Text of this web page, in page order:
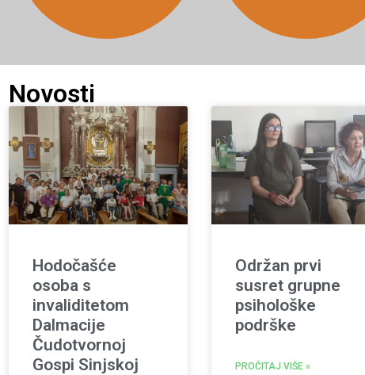
Novosti
Hodočašće
osoba s
invaliditetom
Dalmacije
Čudotvornoj
Gospi Sinjskoj
Održan prvi
susret grupne
psihološke
podrške
PROČITAJ VIŠE »